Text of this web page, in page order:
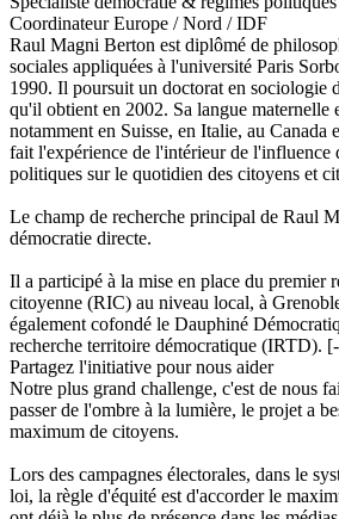
Coordinateur Europe / Nord / IDF
Raul Magni Berton est diplômé de
sociales appliquées à l'université Paris
1990. Il poursuit un doctorat en sociologie
qu'il obtient en 2002. Sa langue maternelle
notamment en Suisse, en Italie, au Canada
fait l'expérience de l'intérieur de l'influence
politiques sur le quotidien des citoyens et
Le champ de recherche principal de Raul
démocratie directe.
Il a participé à la mise en place du premier
citoyenne (RIC) au niveau local, à
également cofondé le Dauphiné
recherche territoire démocratique (IRTD).
Partagez l'initiative pour nous aider
Notre plus grand challenge, c'est de nous
passer de l'ombre à la lumière, le projet a
maximum de citoyens.
Lors des campagnes électorales, dans le
loi, la règle d'équité est d'accorder le